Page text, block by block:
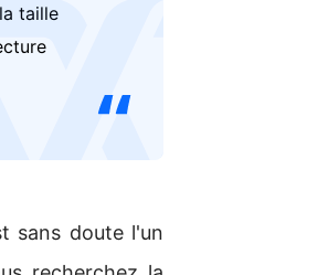
taille
sans doute l'un